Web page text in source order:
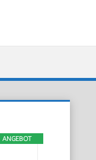
ANGEBOT